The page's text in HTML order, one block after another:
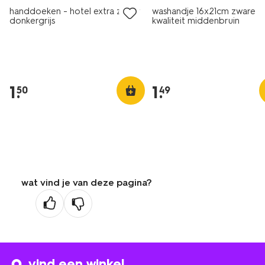
handdoeken - hotel extra zwaar
donkergrijs
1.
50
washandje 16x21cm zware
kwaliteit middenbruin
1.
49
wat vind je van deze pagina?